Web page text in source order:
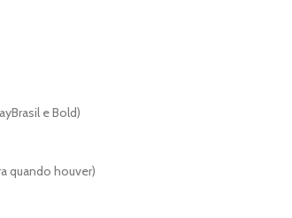
e Bold)
quando houver)